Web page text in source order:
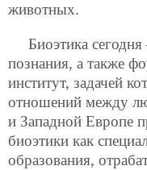
животных.
Биоэтика
познания, а также
институт, задачей
отношений между
и Западной Европе
биоэтики как
образования,